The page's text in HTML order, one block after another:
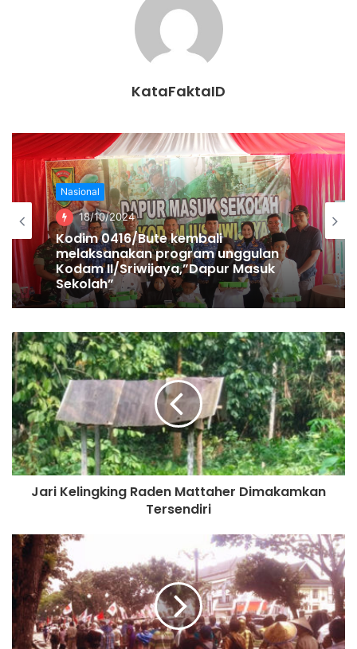
kawasan pengendalian lalu lintas,” demikian bunyi poin a,
roda empat bernomor ganjil hanya bisa melintas di ruas
dan roda empat bernomor genap hanya bisa melintas di
ruas jalan pada tanggal genap.
“Setiap pengendara kendaraan bermotor beroda 4 (empat)
atau lebih dan roda 2 (dua) dengan nomor pelat ganjil
dilarang melintasi ruas jalan pada tanggal genap, setiap
pengendara kendaraan bermotor beroda 4 (empat) atau
lebih dan roda 2 (dua) dengan nomor pelat genap dilarang
melintasi ruas jalan pada tanggal ganjil; dan nomor pelat
merupakan angka terakhir dan nomor pelat kendaraan
bermotor roda 4 (empat) atau lebih dan roda 2 (dua),” tulis
Pasal 18. ***
Muhamad Usman
KataFaktaID
Nasional
18/10/2024
Kodim 0416/Bute kembali
melaksanakan program unggulan
Kodam II/Sriwijaya,”Dapur Masuk
Sekolah”
Jari Kelingking Raden Mattaher Dimakamkan
Tersendiri